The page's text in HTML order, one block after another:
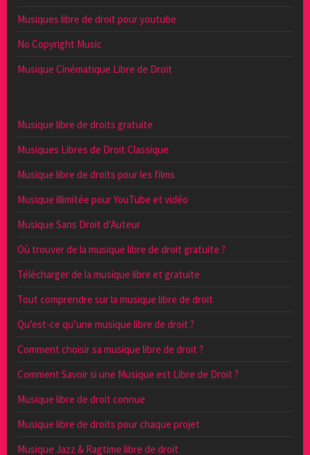
Musiques libre de droit pour youtube
No Copyright Music
Musique Cinématique Libre de Droit
Musique libre de droits gratuite
Musiques Libres de Droit Classique
Musique libre de droits pour les films
Musique illimitée pour YouTube et vidéo
Musique Sans Droit d’Auteur
Où trouver de la musique libre de droit gratuite ?
Télécharger de la musique libre et gratuite
Tout comprendre sur la musique libre de droit
Qu’est-ce qu’une musique libre de droit ?
Comment choisir sa musique libre de droit ?
Comment Savoir si une Musique est Libre de Droit ?
Musique libre de droit connue
Musique libre de droits pour chaque projet
Musique Jazz & Ragtime libre de droit